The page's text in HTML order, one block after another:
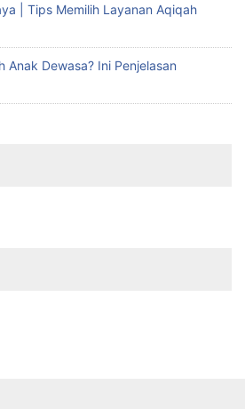
| Tips Memilih Layanan Aqiqah
Anak Dewasa? Ini Penjelasan